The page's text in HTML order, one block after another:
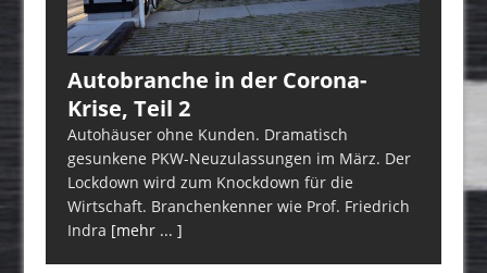
Autobranche in der Corona-
Krise, Teil 2
Autohäuser ohne Kunden. Dramatisch
gesunkene PKW-Neuzulassungen im März. Der
Lockdown wird zum Knockdown für die
Wirtschaft. Branchenkenner wie Prof. Friedrich
Indra [mehr ... ]